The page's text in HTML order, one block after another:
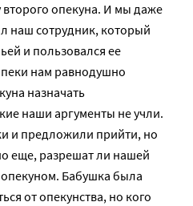
опекуна. И мы даже
наш сотрудник, который
и пользовался ее
нам равнодушно
назначать
наши аргументы не учли.
и предложили прийти, но
еще, разрешат ли нашей
Бабушка была
от опекунства, но кого